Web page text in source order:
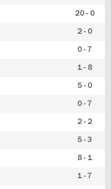
20 - 0
2 - 0
0 - 7
1 - 8
5 - 0
0 - 7
2 - 2
5 - 3
8 - 1
1 - 7